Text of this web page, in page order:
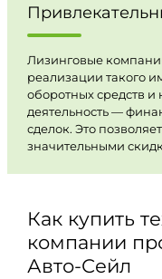
Лизинговые
реализации такого
оборотных средств
деятельность —
сделок. Это
значительными
Как купить
компании
Авто-Сейл